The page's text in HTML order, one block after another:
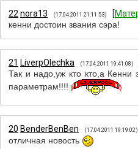
22 nora13 (17.04.2011 21:11:53) [
кенни достоин звания сэра!
21 LiverpOlechka (17.04.2011 19:41:08)
Так и надо,уж кто кто,а Кенни
параметрам!!!!
20 BenderBenBen (17.04.2011 19:19:02)
отличная новость